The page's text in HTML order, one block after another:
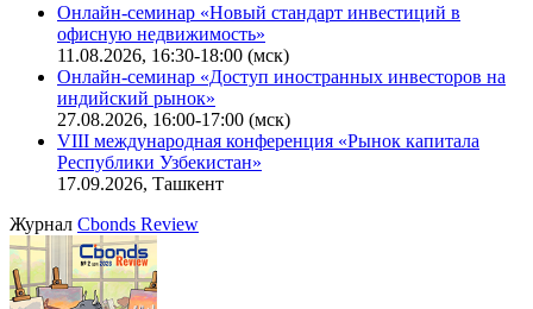
Онлайн-семинар «Новый стандарт инвестиций в
офисную недвижимость»
11.08.2026, 16:30-18:00 (мск)
Онлайн-семинар «Доступ иностранных инвесторов на
индийский рынок»
27.08.2026, 16:00-17:00 (мск)
VIII международная конференция «Рынок капитала
Республики Узбекистан»
17.09.2026, Ташкент
Журнал Cbonds Review